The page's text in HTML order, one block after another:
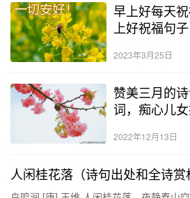
早上好每天
上好祝福句子
2023年3月25日
赞美三月的
词，痴心儿女
2022年12月13日
人闲桂花落（诗句出处和全诗赏